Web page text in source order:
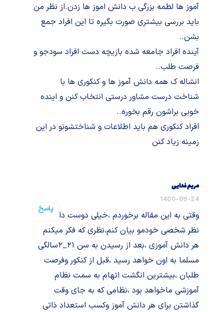
آموز ها لطمه بزرگی ب دانش اموز ها زدن.از نظر من
باید بررسی بیشتری صورت بگیره تا این افراد جمع
بشن..
آینده افراد جامعه شده بازیچه دست افراد سودجو و
فرصت طلب..
انشاله ک همه دانش آموز ها و کنکوری ها با
شناخت درست مشاور درستی انتخاب کنن و اینده
خوبی براشون رقم بخوره..
افراد کنکوری هم باید اطلاعات و شناختشونو در این
زمینه زیاد کنن
مریم فدایی
1400-09-24
پاسخ
وقتی به این مقاله برخوردم ،خیلی دوست داشتم
نظر شخصی خودمو بیان کنم،نظری که فکر میکنم
هر دانش آموزی ،بعد از رسیدن به سن ۲۱_۲سالگی
مسلما به اون خواهد رسید ،قبل از کنکور وفرصت
طلبان ،بیشترین انگشت اتهام به سمت نظام
آموزشی ماخواهد بود ،نظامی که به جای وقت
گذاشتن برای هر دانش آموز وکسب استعداد ذاتی